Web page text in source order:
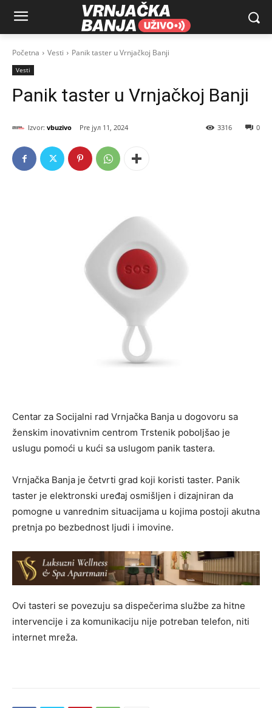
Početna Vesti Panik taster u Vrnjačkoj Banji
Vesti
Panik taster u Vrnjačkoj Banji
Izvor: vbuzivo јул 11, 2024 0
3316
Centar za Socijalni rad Vrnjačka Banja u dogovoru sa
ženskim inovativnim centrom Trstenik poboljšao je
uslugu pomoći u kući sa uslugom panik tastera.
Vrnjačka Banja je četvrti grad koji koristi taster. Panik
taster je elektronski uređaj osmišljen i dizajniran da
pomogne u vanrednim situacijama u kojima postoji akutna
pretnja po bezbednost ljudi i imovine.
Ovi tasteri se povezuju sa dispečerima službe za hitne
intervencije i za komunikaciju nije potreban telefon, niti
internet mreža.